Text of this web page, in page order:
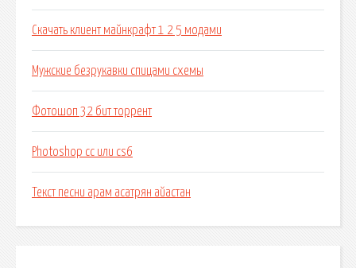
Скачать клиент майнкрафт 1 2 5 модами
Мужские безрукавки спицами схемы
Фотошоп 32 бит торрент
Photoshop cc или cs6
Текст песни арам асатрян айастан